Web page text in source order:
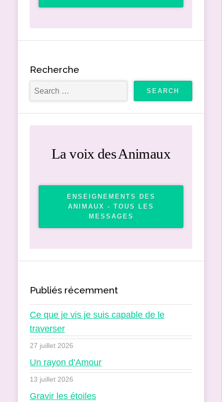
Recherche
La voix des Animaux
ENSEIGNEMENTS DES
ANIMAUX - TOUS LES
MESSAGES
Publiés récemment
Ce que je vis je suis capable de le
traverser
27 juillet 2026
Un rayon d’Amour
13 juillet 2026
Gravir les étoiles